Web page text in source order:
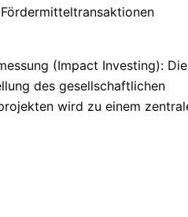
(Impact Investing): Die
des gesellschaftlichen
wird zu einem